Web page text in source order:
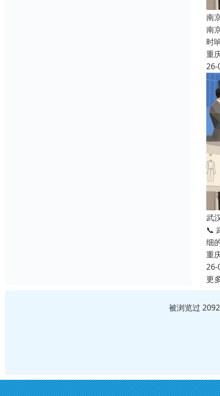
南
南
时
重
26-
武
📞
细
重
26-
更
被浏览过